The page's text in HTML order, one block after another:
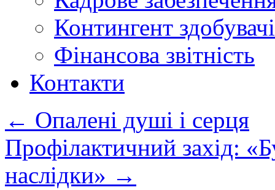
Контингент
Фінансова звітність
Контакти
← Опалені душі і серця
Профілактичний захід:
наслідки» →